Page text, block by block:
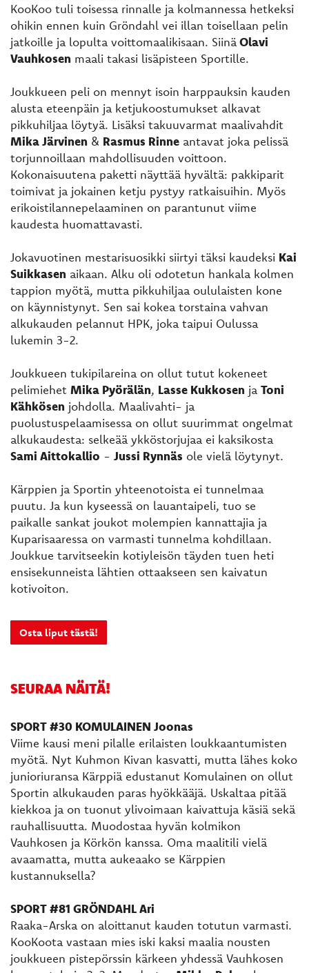
KooKoo tuli toisessa rinnalle ja kolmannessa hetkeksi
ohikin ennen kuin Gröndahl vei illan toisellaan pelin
jatkoille ja lopulta voittomaalikisaan. Siinä Olavi
Vauhkosen maali takasi lisäpisteen Sportille.
Joukkueen peli on mennyt isoin harppauksin kauden
alusta eteenpäin ja ketjukoostumukset alkavat
pikkuhiljaa löytyä. Lisäksi takuuvarmat maalivahdit
Mika Järvinen & Rasmus Rinne antavat joka pelissä
torjunnoillaan mahdollisuuden voittoon.
Kokonaisuutena paketti näyttää hyvältä: pakkiparit
toimivat ja jokainen ketju pystyy ratkaisuihin. Myös
erikoistilannepelaaminen on parantunut viime
kaudesta huomattavasti.
Jokavuotinen mestarisuosikki siirtyi täksi kaudeksi Kai
Suikkasen aikaan. Alku oli odotetun hankala kolmen
tappion myötä, mutta pikkuhiljaa oululaisten kone
on käynnistynyt. Sen sai kokea torstaina vahvan
alkukauden pelannut HPK, joka taipui Oulussa
lukemin 3-2.
Joukkueen tukipilareina on ollut tutut kokeneet
pelimiehet Mika Pyörälän, Lasse Kukkosen ja Toni
Kähkösen johdolla. Maalivahti- ja
puolustuspelaamisessa on ollut suurimmat ongelmat
alkukaudesta: selkeää ykköstorjujaa ei kaksikosta
Sami Aittokallio - Jussi Rynnäs ole vielä löytynyt.
Kärppien ja Sportin yhteenotoista ei tunnelmaa
puutu. Ja kun kyseessä on lauantaipeli, tuo se
paikalle sankat joukot molempien kannattajia ja
Kuparisaaressa on varmasti tunnelma kohdillaan.
Joukkue tarvitseekin kotiyleisön täyden tuen heti
ensisekunneista lähtien ottaakseen sen kaivatun
kotivoiton.
Osta liput tästä!
SEURAA NÄITÄ!
SPORT #30 KOMULAINEN Joonas
Viime kausi meni pilalle erilaisten loukkaantumisten
myötä. Nyt Kuhmon Kivan kasvatti, mutta lähes koko
junioriuransa Kärppiä edustanut Komulainen on ollut
Sportin alkukauden paras hyökkääjä. Uskaltaa pitää
kiekkoa ja on tuonut ylivoimaan kaivattuja käsiä sekä
rauhallisuutta. Muodostaa hyvän kolmikon
Vauhkosen ja Körkön kanssa. Oma maalitili vielä
avaamatta, mutta aukeaako se Kärppien
kustannuksella?
SPORT #81 GRÖNDAHL Ari
Raaka-Arska on aloittanut kauden totutun varmasti.
KooKoota vastaan mies iski kaksi maalia nousten
joukkueen pistepörssin kärkeen yhdessä Vauhkosen